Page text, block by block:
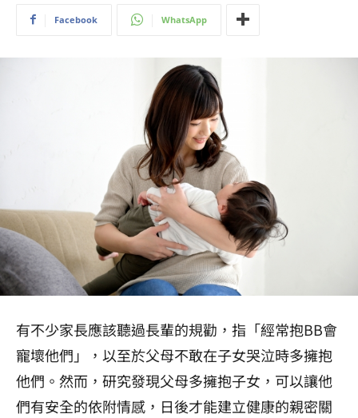
Facebook WhatsApp
有不少家長應該聽過長輩的規勸，指「經常抱BB會
寵壞他們」，以至於父母不敢在子女哭泣時多擁抱
他們。然而，研究發現父母多擁抱子女，可以讓他
們有安全的依附情感，日後才能建立健康的親密關